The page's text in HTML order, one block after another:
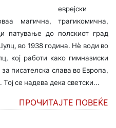
еврејски
магична, трагикомична,
патување до полскиот град
во 1938 година. Нè води во
кој работи како гимназиски
писателска слава во Европа,
се надева дека светски...
ПРОЧИТАЈТЕ ПОВЕЌЕ